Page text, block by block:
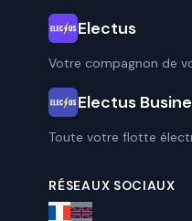
Electus
Votre compagnon de
Electus
Toute votre flotte
RÉSEAUX SOCIAUX